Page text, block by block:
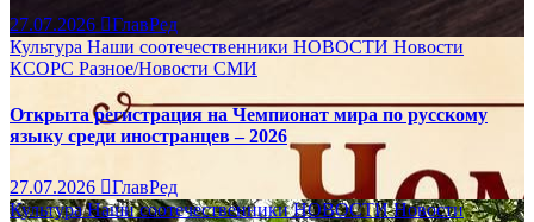
27.07.2026
ГлавРед
Культура Наши соотечественники НОВОСТИ Новости
КСОРС Разное/Новости СМИ
Открыта регистрация на Чемпионат мира по русскому
языку среди иностранцев – 2026
27.07.2026
ГлавРед
КультураНаши соотечественникиНОВОСТИНовости